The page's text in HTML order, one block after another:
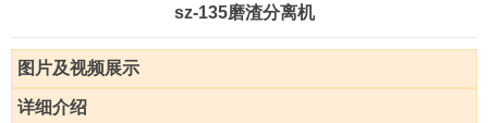
sz-135磨渣分离机
图片及视频展示
详细介绍